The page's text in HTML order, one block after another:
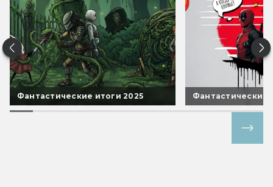
Фантастические итоги 2025 Фантастические